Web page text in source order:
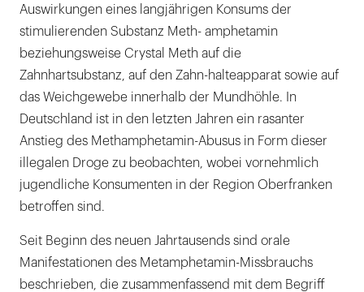
Auswirkungen eines langjährigen Konsums der
stimulierenden Substanz Meth- amphetamin
beziehungsweise Crystal Meth auf die
Zahnhartsubstanz, auf den Zahn-halteapparat sowie auf
das Weichgewebe innerhalb der Mundhöhle. In
Deutschland ist in den letzten Jahren ein rasanter
Anstieg des Methamphetamin-Abusus in Form dieser
illegalen Droge zu beobachten, wobei vornehmlich
jugendliche Konsumenten in der Region Oberfranken
betroffen sind.
Seit Beginn des neuen Jahrtausends sind orale
Manifestationen des Metamphetamin-Missbrauchs
beschrieben, die zusammenfassend mit dem Begriff